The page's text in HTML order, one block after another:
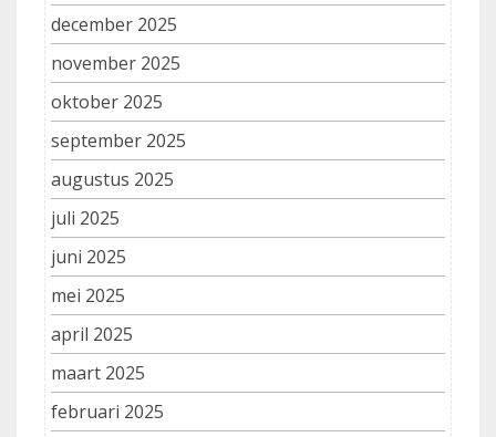
december 2025
november 2025
oktober 2025
september 2025
augustus 2025
juli 2025
juni 2025
mei 2025
april 2025
maart 2025
februari 2025